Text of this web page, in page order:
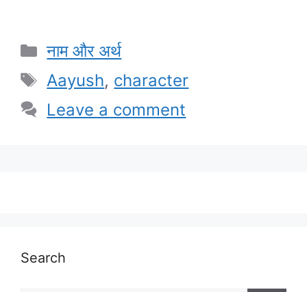
Categories
नाम और अर्थ
Tags
Aayush, character
Leave a comment
Search